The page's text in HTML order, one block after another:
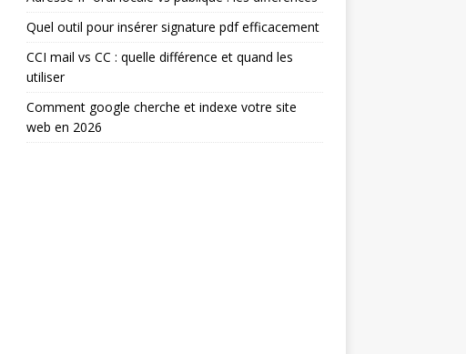
Quel outil pour insérer signature pdf efficacement
CCI mail vs CC : quelle différence et quand les
utiliser
Comment google cherche et indexe votre site
web en 2026